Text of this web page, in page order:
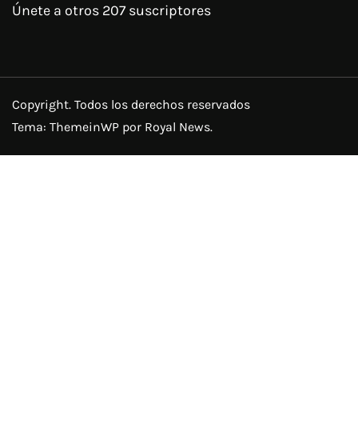
Únete a otros 207 suscriptores
Copyright. Todos los derechos reservados
Tema: ThemeinWP por Royal News.